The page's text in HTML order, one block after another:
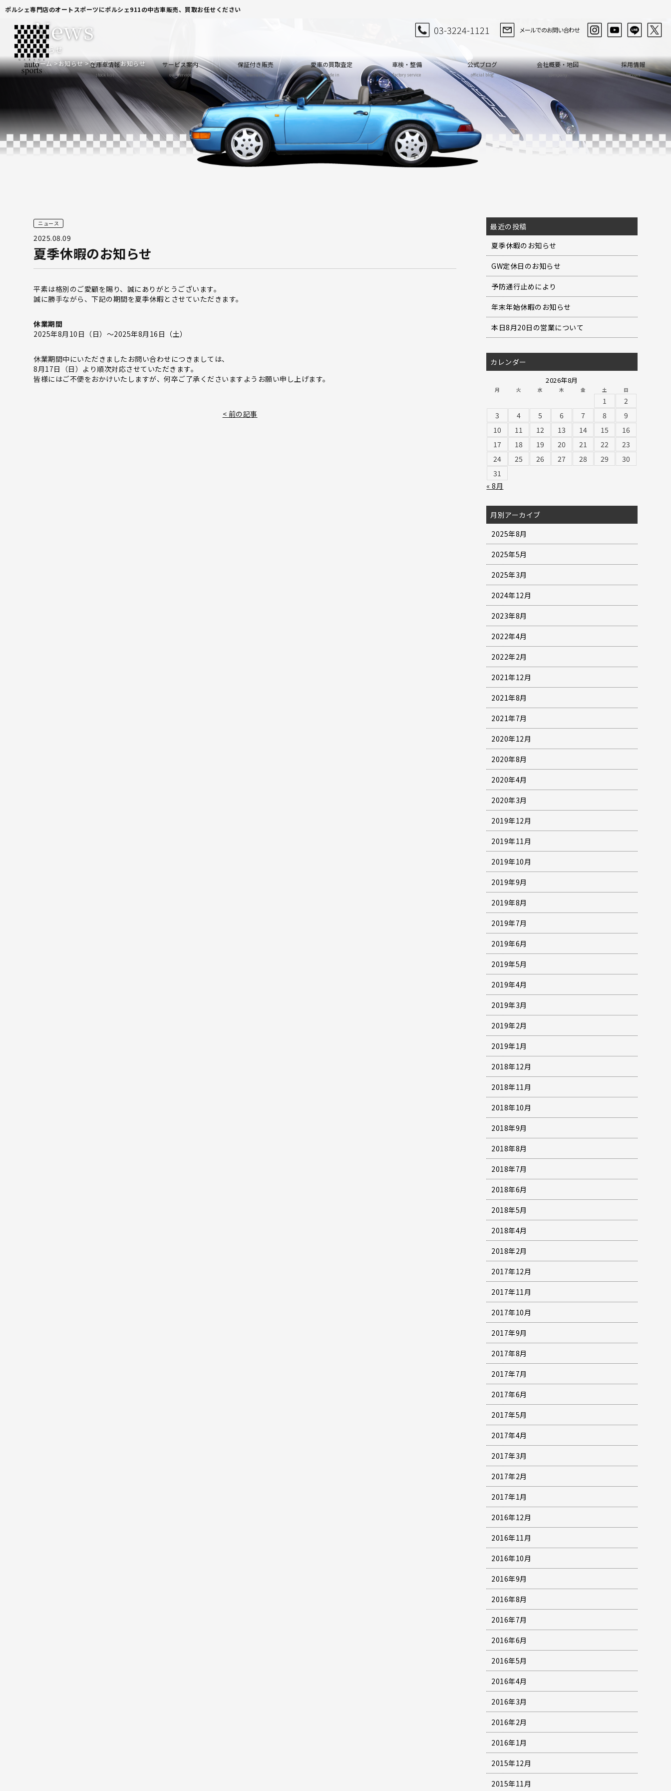
ポルシェ専門店のオートスポーツにポルシェ911の中古車販売、買取お任せください
在庫車情報
stock list
サービス案内
our service
保証付き販売
warranty
愛車の買取査定
trade in
車検・整備
factory service
公式ブログ
official blog
会社概要・地図
company
採用情報
recruit
お知らせ
News
ホーム お知らせ 夏季休暇のお知らせ
ニュース
2025.08.09
夏季休暇のお知らせ
平素は格別のご愛顧を賜り、誠にありがとうございます。
誠に勝手ながら、下記の期間を夏季休暇とさせていただきます。
休業期間
2025年8月10日（日）～2025年8月16日（土）
休業期間中にいただきましたお問い合わせにつきましては、
8月17日（日）より順次対応させていただきます。
皆様にはご不便をおかけいたしますが、何卒ご了承くださいますようお願い申し上げます。
< 前の記事
最近の投稿
夏季休暇のお知らせ
GW定休日のお知らせ
予防通行止めにより
年末年始休暇のお知らせ
本日8月20日の営業について
カレンダー
2026年8月
月 火 水 木 金 土 日
1
2
3
4 5 6 7 8
9
10
11 12 13 14 15
16
17
18 19 20 21 22
23
24
25 26 27 28 29
30
31
« 8月
月別アーカイブ
2025年8月
2025年5月
2025年3月
2024年12月
2023年8月
2022年4月
2022年2月
2021年12月
2021年8月
2021年7月
2020年12月
2020年8月
2020年4月
2020年3月
2019年12月
2019年11月
2019年10月
2019年9月
2019年8月
2019年7月
2019年6月
2019年5月
2019年4月
2019年3月
2019年2月
2019年1月
2018年12月
2018年11月
2018年10月
2018年9月
2018年8月
2018年7月
2018年6月
2018年5月
2018年4月
2018年2月
2017年12月
2017年11月
2017年10月
2017年9月
2017年8月
2017年7月
2017年6月
2017年5月
2017年4月
2017年3月
2017年2月
2017年1月
2016年12月
2016年11月
2016年10月
2016年9月
2016年8月
2016年7月
2016年6月
2016年5月
2016年4月
2016年3月
2016年2月
2016年1月
2015年12月
2015年11月
03-3224-1121 メールでのお問い合わせ